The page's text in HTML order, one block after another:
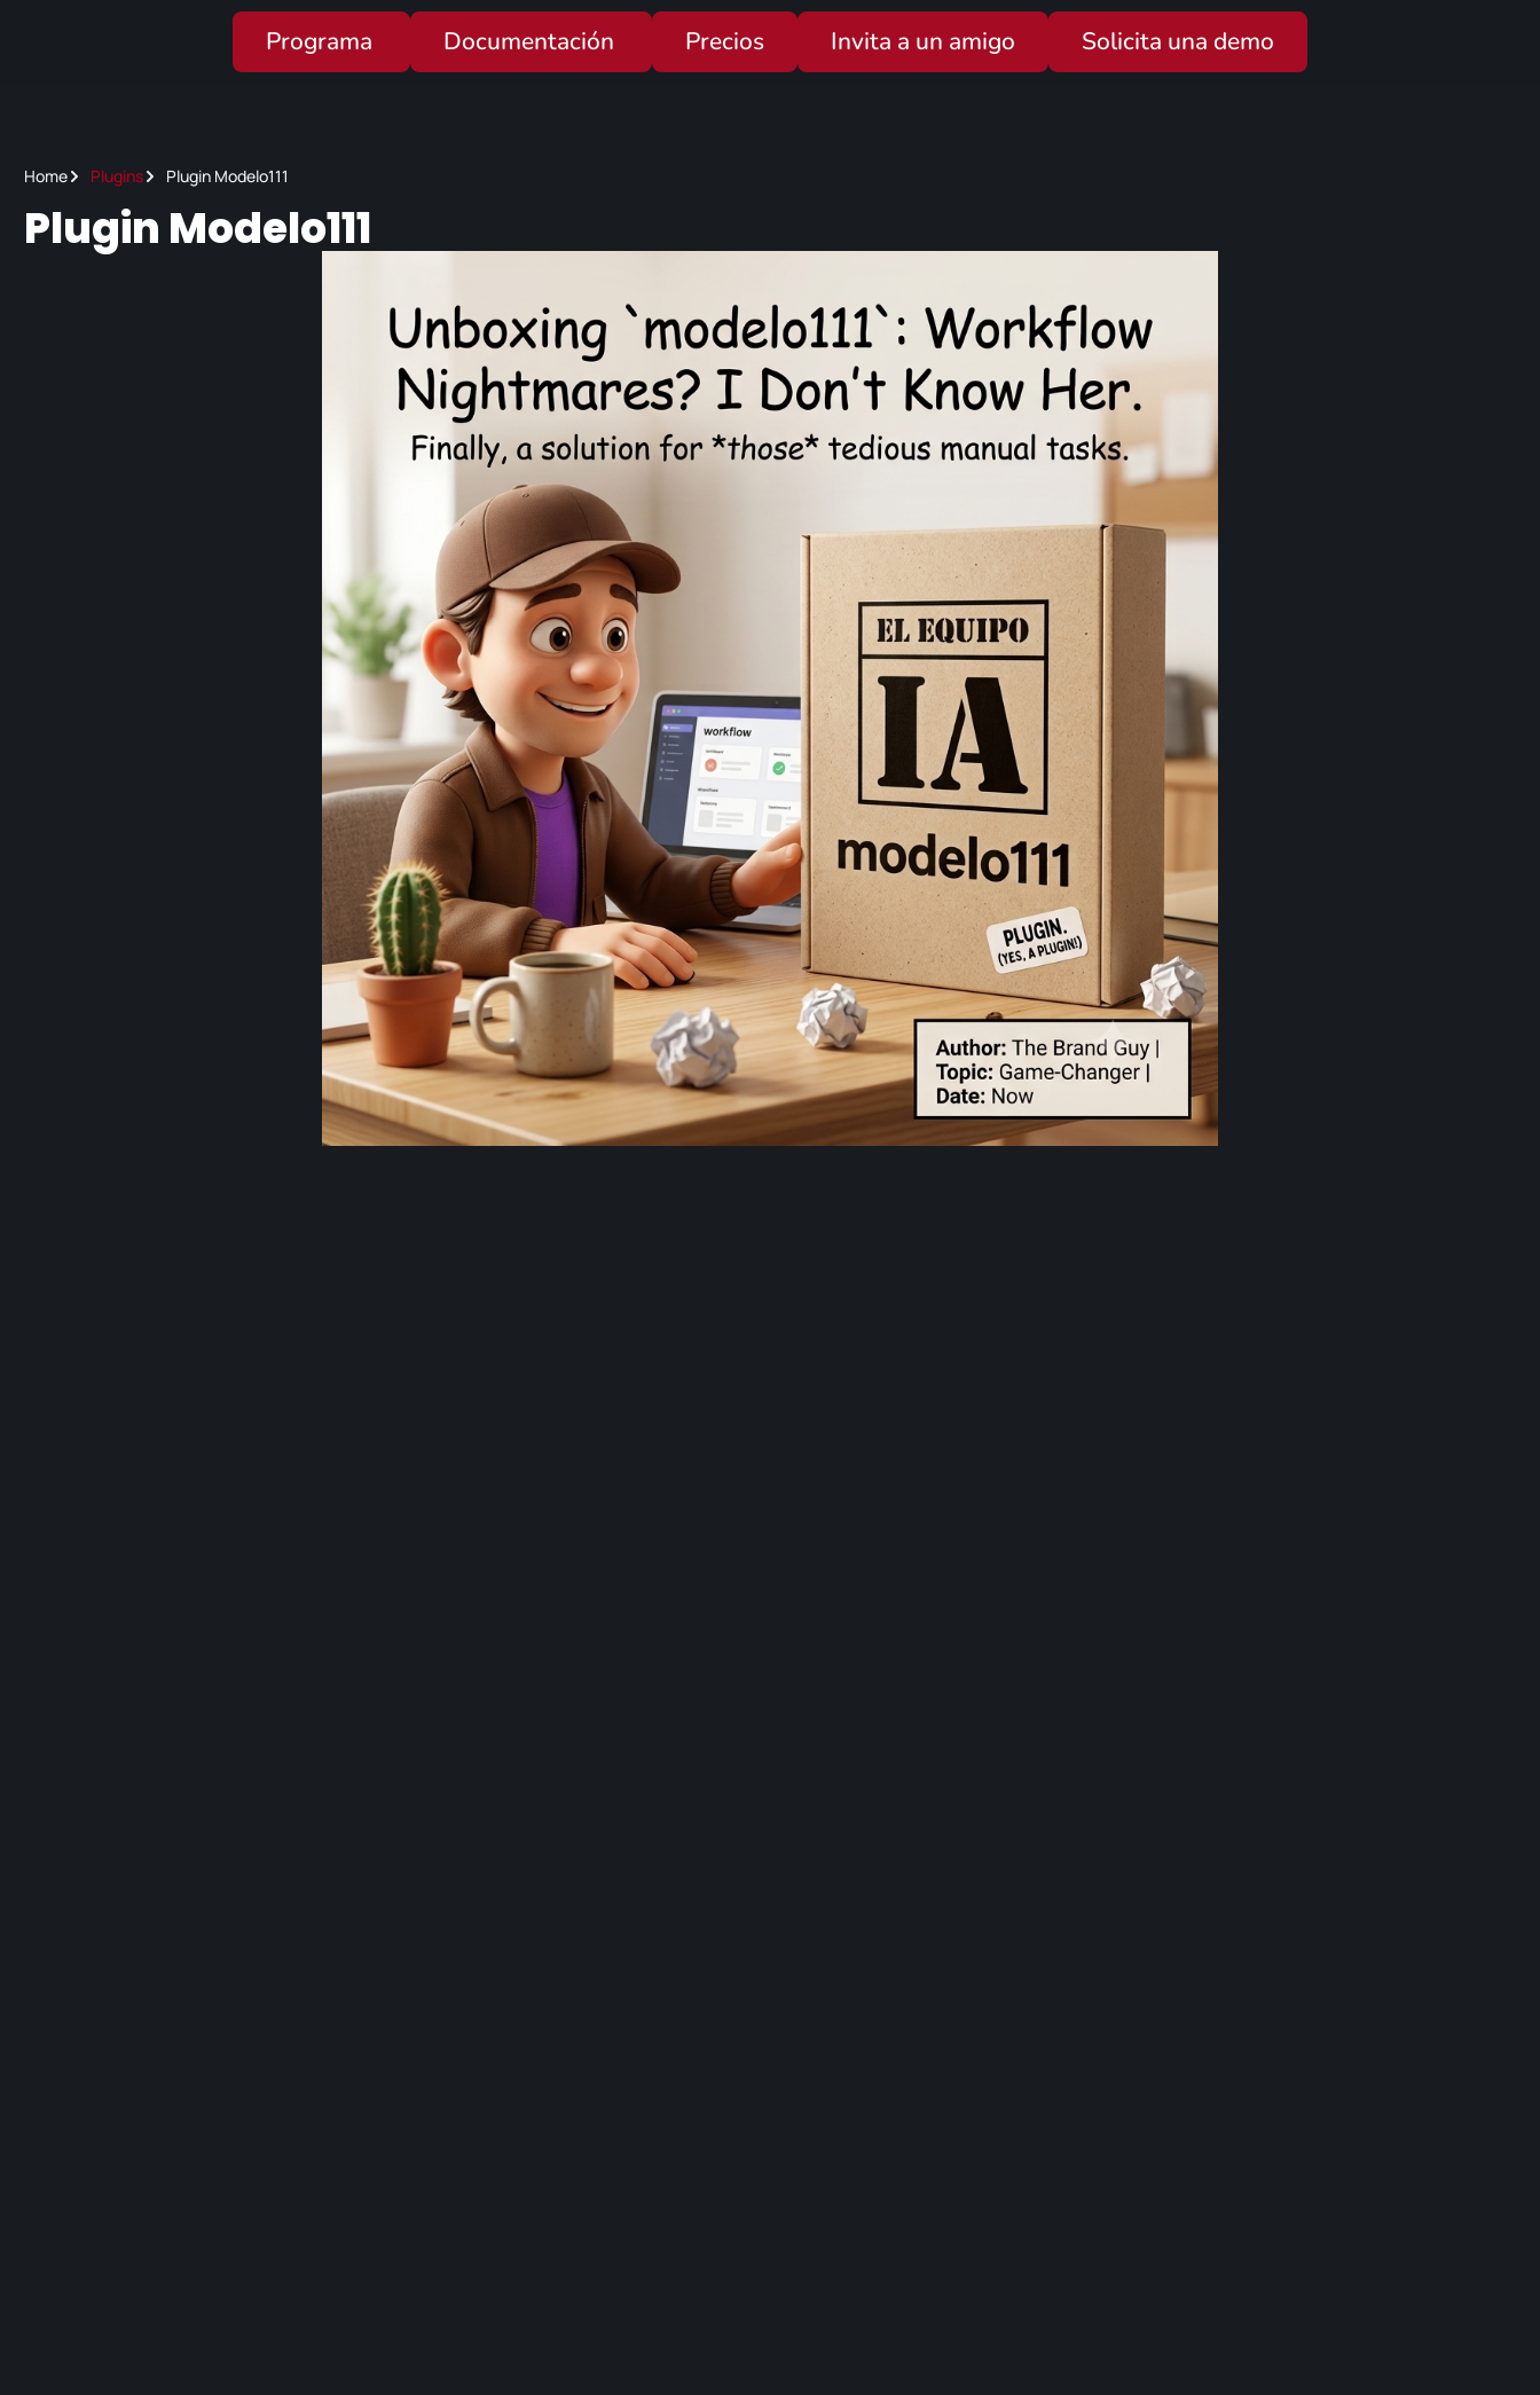
Programa Documentación Precios Invita a un amigo Solicita una demo
Home Plugins Plugin Modelo111
Plugin Modelo111